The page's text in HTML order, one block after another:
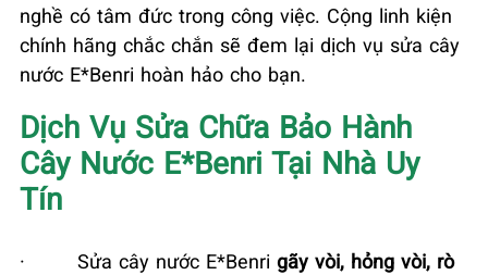
nghề có tâm đức trong công việc. Cộng linh kiện
chính hãng chắc chắn sẽ đem lại dịch vụ sửa cây
nước E*Benri hoàn hảo cho bạn.
Dịch Vụ Sửa Chữa Bảo Hành
Cây Nước E*Benri Tại Nhà Uy
Tín
· Sửa cây nước E*Benri gãy vòi, hỏng vòi, rò